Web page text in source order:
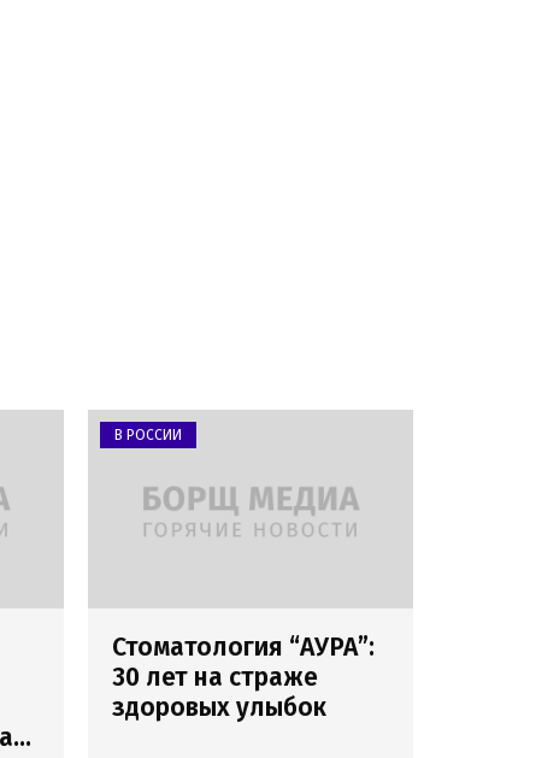
В РОССИИ
Стоматология “АУРА”:
30 лет на страже
здоровых улыбок